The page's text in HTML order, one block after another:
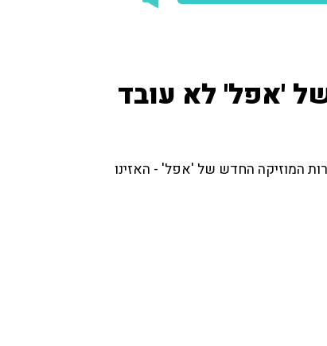
'אפל' לא עובד
המוזיקה החדש של 'אפל' - האזינו